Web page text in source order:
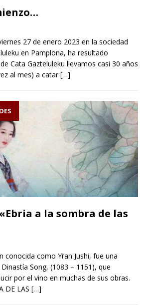
27 de enero 2023 en la sociedad
en Pamplona, ha resultado
Cata Gazteluleku llevamos casi 30 años
al mes) a catar[…]
a la sombra de las
conocida como Yi’an Jushi, fue una
Song, (1083 – 1151), que
por el vino en muchas de sus obras.
DE LAS […]